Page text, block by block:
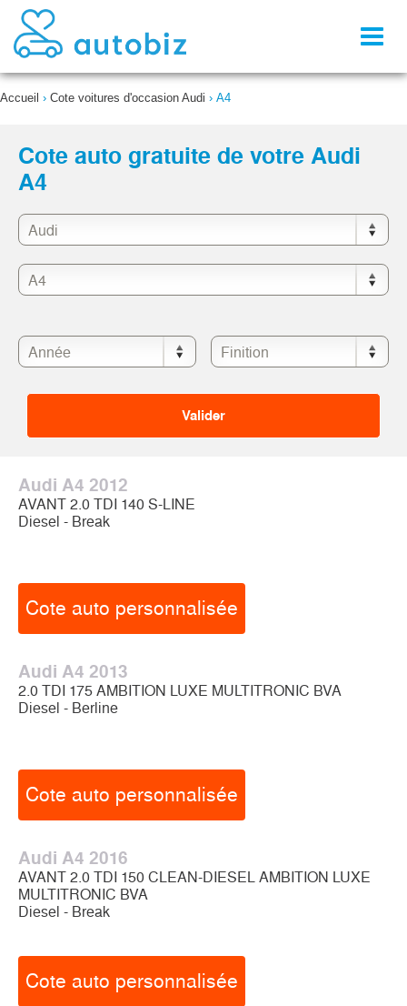
Accueil › Cote voitures d'occasion Audi › A4
Cote auto gratuite de votre Audi
A4
Audi A4 2012
AVANT 2.0 TDI 140 S-LINE
Diesel - Break
Cote auto personnalisée
Audi A4 2013
2.0 TDI 175 AMBITION LUXE MULTITRONIC BVA
Diesel - Berline
Cote auto personnalisée
Audi A4 2016
AVANT 2.0 TDI 150 CLEAN-DIESEL AMBITION LUXE
MULTITRONIC BVA
Diesel - Break
Cote auto personnalisée